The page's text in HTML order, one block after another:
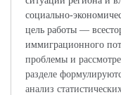
социально-
цель работы —
иммиграционного
проблемы и
разделе
анализ